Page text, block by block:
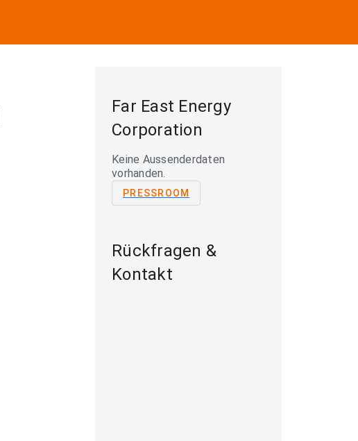
Far East Energy
Corporation
Keine Aussenderdaten
vorhanden.
PRESSROOM
Rückfragen &
Kontakt